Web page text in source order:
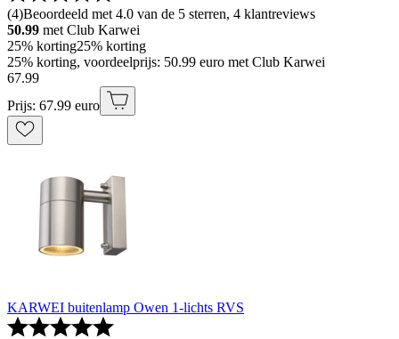
(4)Beoordeeld met 4.0 van de 5 sterren, 4 klantreviews
50.99 met Club Karwei
25% korting25% korting
25% korting, voordeelprijs: 50.99 euro met Club Karwei
67.99
Prijs: 67.99 euro
KARWEI buitenlamp Owen 1-lichts RVS